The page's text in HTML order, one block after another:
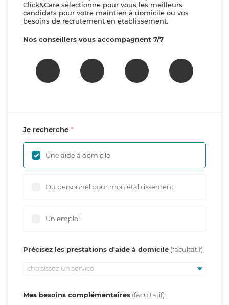
Click&Care sélectionne pour vous les meilleurs
candidats pour votre maintien à domicile ou vos
besoins de recrutement en établissement.
Nos conseillers vous accompagnent 7/7
Je recherche
Une aide à domicile
Du personnel pour mon établissement
Un emploi
Précisez les prestations d'aide à domicile
choisissez un service
Mes besoins complémentaires